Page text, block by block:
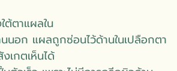
ตาแผลใน
นอก แผลถูกซ่อนไว้ด้านในเปลือกตา
เกตเห็นได้